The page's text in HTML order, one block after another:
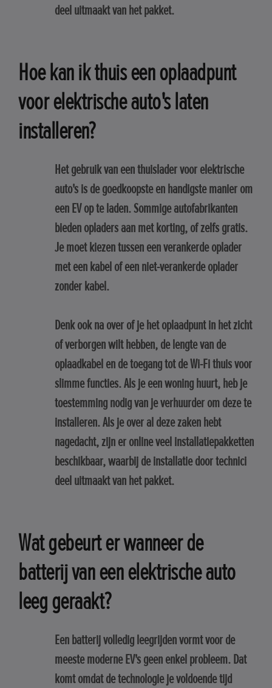
deel uitmaakt van het pakket.
Hoe kan ik thuis een oplaadpunt
voor elektrische auto's laten
installeren?
Het gebruik van een thuislader voor elektrische
auto's is de goedkoopste en handigste manier om
een EV op te laden. Sommige autofabrikanten
bieden opladers aan met korting, of zelfs gratis.
Je moet kiezen tussen een verankerde oplader
met een kabel of een niet-verankerde oplader
zonder kabel.
Denk ook na over of je het oplaadpunt in het zicht
of verborgen wilt hebben, de lengte van de
oplaadkabel en de toegang tot de Wi-Fi thuis voor
slimme functies. Als je een woning huurt, heb je
toestemming nodig van je verhuurder om deze te
installeren. Als je over al deze zaken hebt
nagedacht, zijn er online veel installatiepakketten
beschikbaar, waarbij de installatie door technici
deel uitmaakt van het pakket.
Wat gebeurt er wanneer de
batterij van een elektrische auto
leeg geraakt?
Een batterij volledig leegrijden vormt voor de
meeste moderne EV's geen enkel probleem. Dat
komt omdat de technologie je voldoende tijd